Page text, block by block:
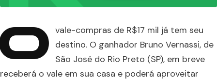
vale-compras de R$17 mil já tem seu
destino. O ganhador Bruno Vernassi, de
São José do Rio Preto (SP), em breve
receberá o vale em sua casa e poderá aproveitar